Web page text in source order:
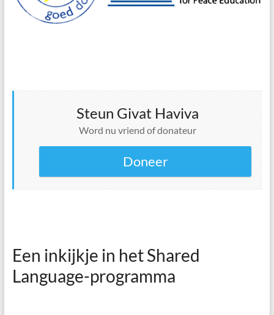
Steun Givat Haviva
Word nu vriend of donateur
Doneer
Een inkijkje in het Shared
Language-programma